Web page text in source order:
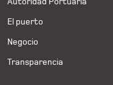
El puerto
Negocio
Transparencia